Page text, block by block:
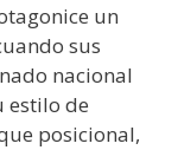
un
sus
nacional
estilo de
posicional,